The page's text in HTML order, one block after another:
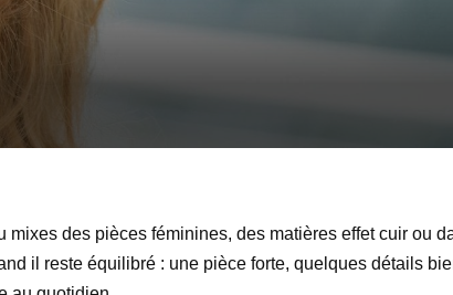
des pièces féminines, des matières effet cuir ou
il reste équilibré : une pièce forte, quelques détails